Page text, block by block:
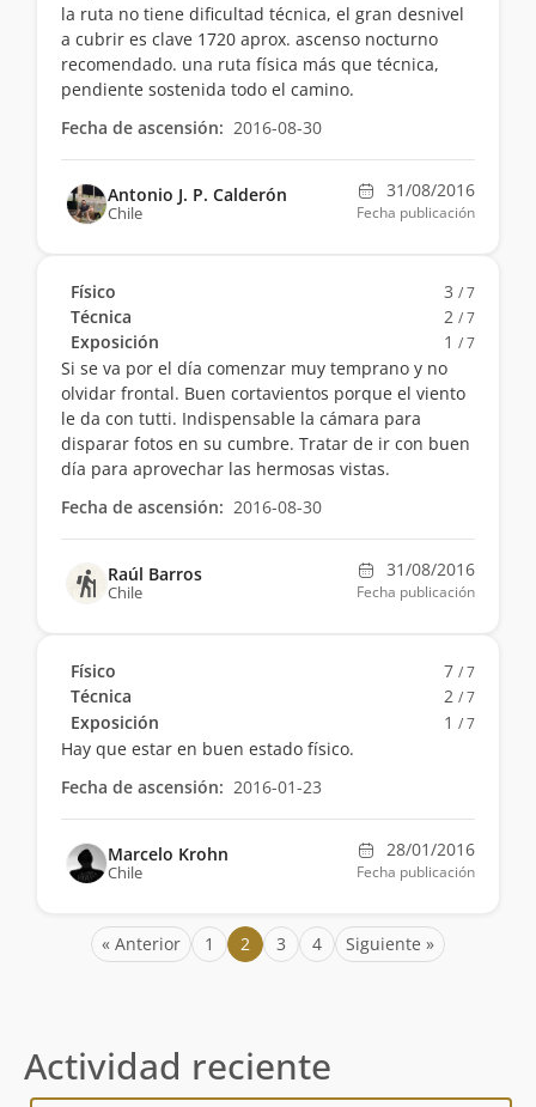
la ruta no tiene dificultad técnica, el gran desnivel
a cubrir es clave 1720 aprox. ascenso nocturno
recomendado. una ruta física más que técnica,
pendiente sostenida todo el camino.
Fecha de ascensión: 2016-08-30
Antonio J. P. Calderón
Chile
31/08/2016
Fecha publicación
Físico 3 / 7
Técnica 2 / 7
Exposición 1 / 7
Si se va por el día comenzar muy temprano y no
olvidar frontal. Buen cortavientos porque el viento
le da con tutti. Indispensable la cámara para
disparar fotos en su cumbre. Tratar de ir con buen
día para aprovechar las hermosas vistas.
Fecha de ascensión: 2016-08-30
Raúl Barros
Chile
31/08/2016
Fecha publicación
Físico 7 / 7
Técnica 2 / 7
Exposición 1 / 7
Hay que estar en buen estado físico.
Fecha de ascensión: 2016-01-23
Marcelo Krohn
Chile
28/01/2016
Fecha publicación
« Anterior 1 2 3 4 Siguiente »
Actividad reciente